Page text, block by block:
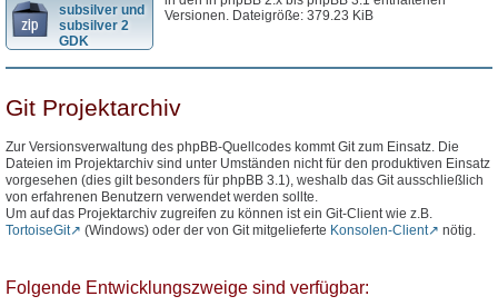
subsilver und
subsilver 2
GDK
Versionen. Dateigröße: 379.23 KiB
Git Projektarchiv
Zur Versionsverwaltung des phpBB-Quellcodes kommt Git zum Einsatz. Die
Dateien im Projektarchiv sind unter Umständen nicht für den produktiven Einsatz
vorgesehen (dies gilt besonders für phpBB 3.1), weshalb das Git ausschließlich
von erfahrenen Benutzern verwendet werden sollte.
Um auf das Projektarchiv zugreifen zu können ist ein Git-Client wie z.B.
TortoiseGit
(Windows) oder der von Git mitgelieferte Konsolen-Client nötig.
Folgende Entwicklungszweige sind verfügbar: